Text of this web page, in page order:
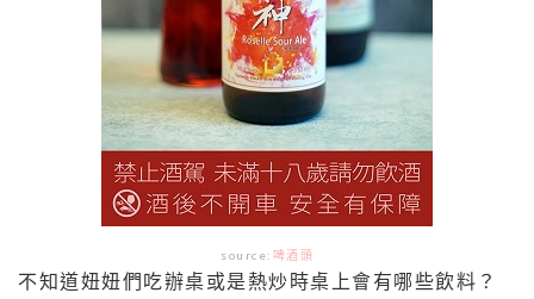
source: 啤酒頭
不知道妞妞們吃辦桌或是熱炒時桌上會有哪些飲料？